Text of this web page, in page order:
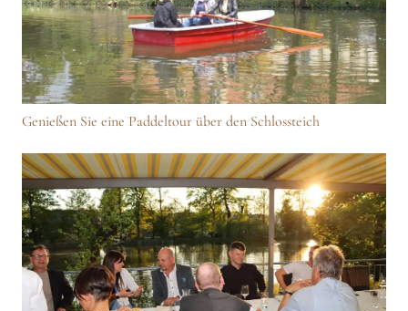
Genießen Sie eine Paddeltour über den Schlossteich